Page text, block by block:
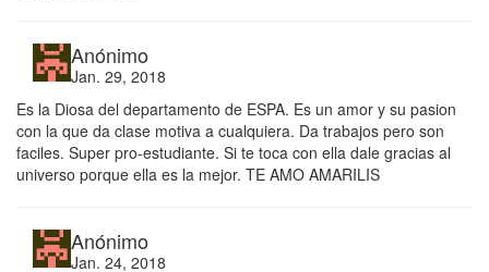
Anónimo
Jan. 29, 2018
Es la Diosa del departamento de ESPA. Es un amor y su pasion
con la que da clase motiva a cualquiera. Da trabajos pero son
faciles. Super pro-estudiante. Si te toca con ella dale gracias al
universo porque ella es la mejor. TE AMO AMARILIS
Anónimo
Jan. 24, 2018